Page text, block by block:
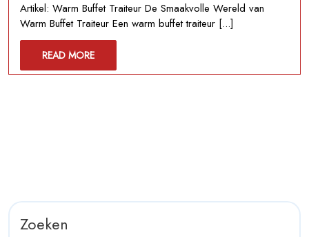
Magie
van
Buffet
Artikel: Warm Buffet Traiteur De Smaakvolle Wereld van
Warm Buffet Traiteur Een warm buffet traiteur [...]
READ MOREREAD
MORE
Zoeken